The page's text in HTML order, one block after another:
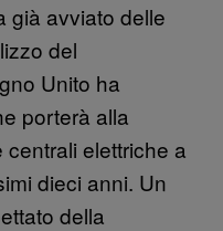
già avviato delle
del
Unito ha
porterà alla
elettriche a
dieci anni. Un
della